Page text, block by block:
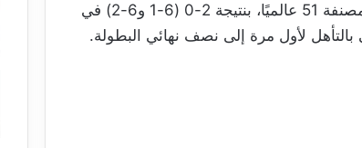
وكانت غوف قد تغلبت على الإيطالية إليزابيتا كوتشاريتو، المصنفة 51 عالميًا، بنتيجة 2-0 (6-1 و6-2) في
لأول مرة إلى نصف نهائي البطولة.